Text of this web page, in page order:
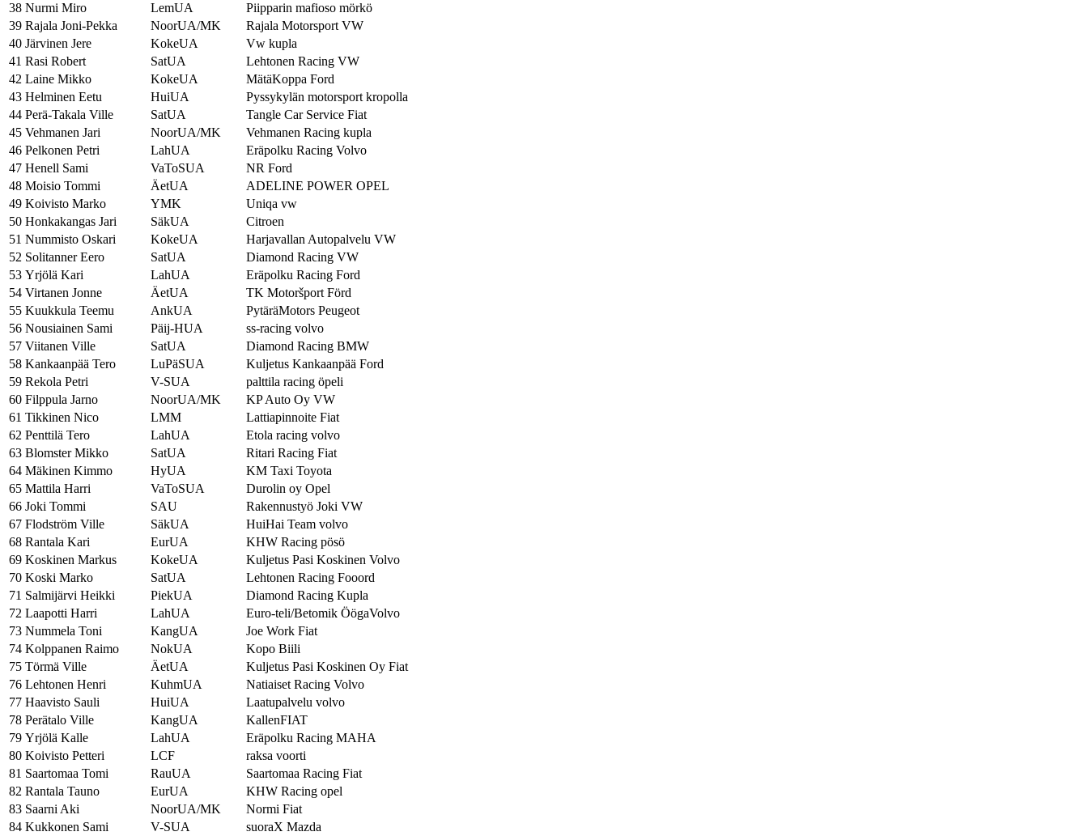
38 Nurmi Miro LemUA
Piipparin mafioso mörkö
39 Rajala Joni-Pekka NoorUA/MK
Rajala Motorsport VW
40 Järvinen Jere KokeUA
Vw kupla
41 Rasi Robert SatUA
Lehtonen Racing VW
42 Laine Mikko KokeUA
MätäKoppa Ford
43 Helminen Eetu HuiUA
Pyssykylän motorsport kropolla
44 Perä-Takala Ville SatUA
Tangle Car Service Fiat
45 Vehmanen Jari NoorUA/MK
Vehmanen Racing kupla
46 Pelkonen Petri LahUA
Eräpolku Racing Volvo
47 Henell Sami VaToSUA
NR Ford
48 Moisio Tommi ÄetUA
ADELINE POWER OPEL
49 Koivisto Marko YMK
Uniqa vw
50 Honkakangas Jari SäkUA
Citroen
51 Nummisto Oskari KokeUA
Harjavallan Autopalvelu VW
52 Solitanner Eero SatUA
Diamond Racing VW
53 Yrjölä Kari LahUA
Eräpolku Racing Ford
54 Virtanen Jonne ÄetUA
TK Motoršport Förd
55 Kuukkula Teemu AnkUA
PytäräMotors Peugeot
56 Nousiainen Sami Päij-HUA
ss-racing volvo
57 Viitanen Ville SatUA
Diamond Racing BMW
58 Kankaanpää Tero LuPäSUA
Kuljetus Kankaanpää Ford
59 Rekola Petri V-SUA
palttila racing öpeli
60 Filppula Jarno NoorUA/MK
KP Auto Oy VW
61 Tikkinen Nico LMM
Lattiapinnoite Fiat
62 Penttilä Tero LahUA
Etola racing volvo
63 Blomster Mikko SatUA
Ritari Racing Fiat
64 Mäkinen Kimmo HyUA
KM Taxi Toyota
65 Mattila Harri VaToSUA
Durolin oy Opel
66 Joki Tommi SAU
Rakennustyö Joki VW
67 Flodström Ville SäkUA
HuiHai Team volvo
68 Rantala Kari EurUA
KHW Racing pösö
69 Koskinen Markus KokeUA
Kuljetus Pasi Koskinen Volvo
70 Koski Marko SatUA
Lehtonen Racing Fooord
71 Salmijärvi Heikki PiekUA
Diamond Racing Kupla
72 Laapotti Harri LahUA
Euro-teli/Betomik ÖögaVolvo
73 Nummela Toni KangUA
Joe Work Fiat
74 Kolppanen Raimo NokUA
Kopo Biili
75 Törmä Ville ÄetUA
Kuljetus Pasi Koskinen Oy Fiat
76 Lehtonen Henri KuhmUA
Natiaiset Racing Volvo
77 Haavisto Sauli HuiUA
Laatupalvelu volvo
78 Perätalo Ville KangUA
KallenFIAT
79 Yrjölä Kalle LahUA
Eräpolku Racing MAHA
80 Koivisto Petteri LCF
raksa voorti
81 Saartomaa Tomi RauUA
Saartomaa Racing Fiat
82 Rantala Tauno EurUA
KHW Racing opel
83 Saarni Aki NoorUA/MK
Normi Fiat
84 Kukkonen Sami V-SUA
suoraX Mazda